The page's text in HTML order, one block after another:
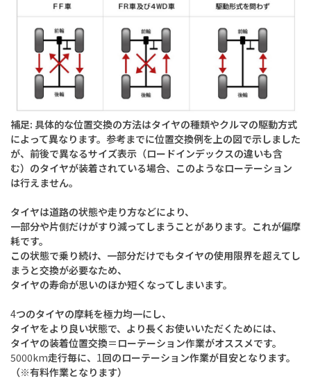
補足: 具体的な位置交換の方法はタイヤの種類やクルマの駆動方式
によって異なります。参考までに位置交換例を上の図で示しました
が、前後で異なるサイズ表示（ロードインデックスの違いも含
む）のタイヤが装着されている場合、このようなローテーション
は行えません。
タイヤは道路の状態や走り方などにより、
一部分や片側だけがすり減ってしまうことがあります。これが偏摩
耗です。
この状態で乗り続け、一部分だけでもタイヤの使用限界を超えてし
まうと交換が必要なため、
タイヤの寿命が思いのほか短くなってしまいます。
4つのタイヤの摩耗を極力均一にし、
タイヤをより良い状態で、より長くお使いいただくためには、
タイヤの装着位置交換＝ローテーション作業がオススメです。
5000km走行毎に、 1回のローテーション作業が目安となります。
（※有料作業となります）